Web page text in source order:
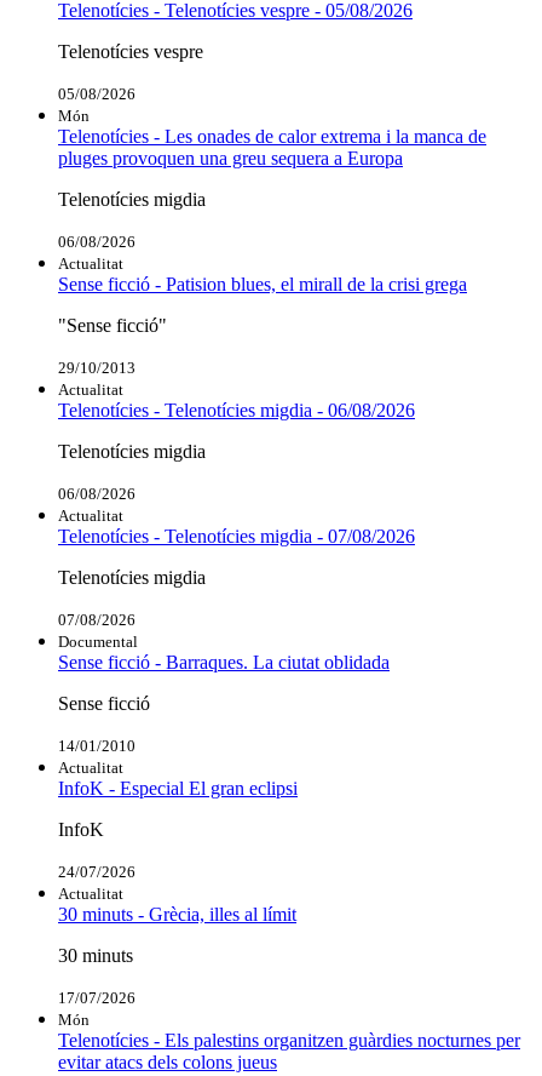
Telenotícies - Telenotícies vespre - 05/08/2026
Telenotícies vespre
05/08/2026
Món
Telenotícies - Les onades de calor extrema i la manca de
pluges provoquen una greu sequera a Europa
Telenotícies migdia
06/08/2026
Actualitat
Sense ficció - Patision blues, el mirall de la crisi grega
"Sense ficció"
29/10/2013
Actualitat
Telenotícies - Telenotícies migdia - 06/08/2026
Telenotícies migdia
06/08/2026
Actualitat
Telenotícies - Telenotícies migdia - 07/08/2026
Telenotícies migdia
07/08/2026
Documental
Sense ficció - Barraques. La ciutat oblidada
Sense ficció
14/01/2010
Actualitat
InfoK - Especial El gran eclipsi
InfoK
24/07/2026
Actualitat
30 minuts - Grècia, illes al límit
30 minuts
17/07/2026
Món
Telenotícies - Els palestins organitzen guàrdies nocturnes per
evitar atacs dels colons jueus